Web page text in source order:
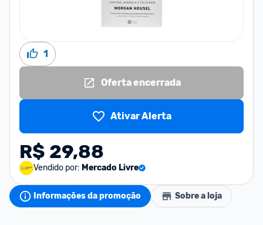
1
Oferta encerrada
Ativar Alerta
R$ 29,88
Vendido por: Mercado Livre
Informações da promoção Sobre a loja